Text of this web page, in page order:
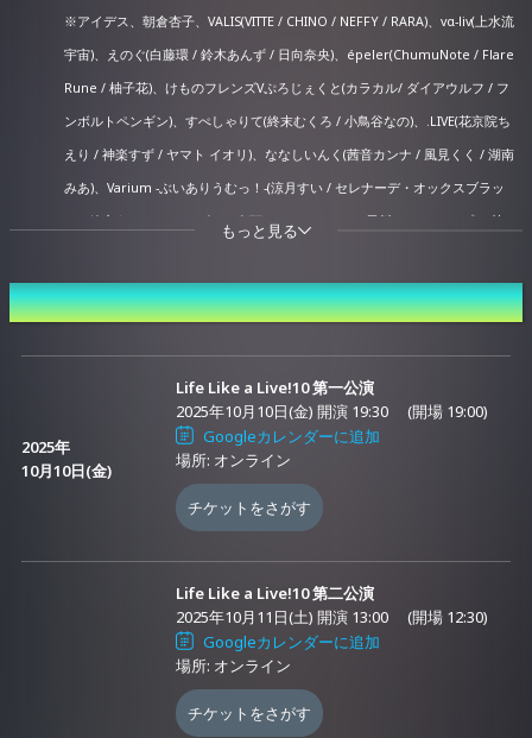
※アイデス、朝倉杏子、VALIS(VITTE / CHINO / NEFFY / RARA)、vα-liv(上水流
宇宙)、えのぐ(白藤環 / 鈴木あんず / 日向奈央)、épeler(ChumuNote / Flare
Rune / 柚子花)、けものフレンズVぷろじぇくと(カラカル/ ダイアウルフ / フ
ンボルトペンギン)、すぺしゃりて(終末むくろ / 小鳥谷なの)、.LIVE(花京院ち
えり / 神楽すず / ヤマト イオリ)、ななしいんく(茜音カンナ / 風見くく / 湖南
みあ)、Varium -ぶいありうむっ！-(涼月すい / セレナーデ・オックスブラッ
ド / 綿宮あひる)、ぶいぱい（鬼頭みさき）、mikai(天川はの)、ミリプロ(甘
暁みかど)はオープニングライブのみの出演となります。
▶第二公演
2025年10月11日(土)＜開演13:00 (開場12:30)＞
出演：iLiFE!(心花りり / あいす / 福丸うさ / 若葉のあ / 空詩かれん
/ 虹羽みに / 小熊まむ / 純嶺みき）、朝倉杏子、えのぐ(白藤環 /
鈴木あんず / 日向奈央）、けものフレンズVぷろじぇくと(カラカ
ル/ ダイアウルフ / フンボルトペンギン）、ななしいんく(湖南み
(甘狼このみ)、LiLYPSE(暁おぼろ)
2025年10月11日(土)＜開演19:30 (開場19:00)＞
出演：アイデス、VALIS(VITTE / CHINO / NEFFY / RARA)、すぺ
もっと見る
開催日時
2025年
10月10日(金)
Life Like a Live!10 第一公演
2025年10月10日(金) 開演 19:30
(開場 19:00)
Googleカレンダーに追加
場所: オンライン
チケットをさがす
Life Like a Live!10 第二公演
2025年10月11日(土) 開演 13:00
(開場 12:30)
Googleカレンダーに追加
場所: オンライン
チケットをさがす